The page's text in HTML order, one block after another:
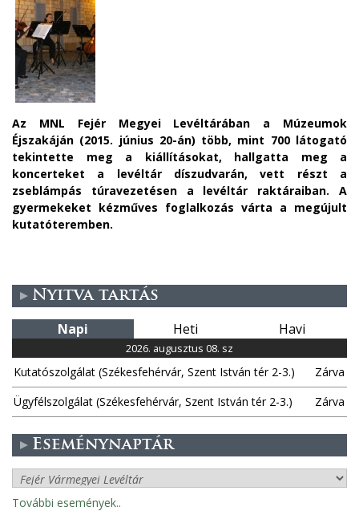
Az MNL Fejér Megyei Levéltárában a Múzeumok
Éjszakáján (2015. június 20-án) több, mint 700 látogató
tekintette meg a kiállításokat, hallgatta meg a
koncerteket a levéltár díszudvarán, vett részt a
zseblámpás túravezetésen a levéltár raktáraiban. A
gyermekeket kézműves foglalkozás várta a megújult
kutatóteremben.
Nyitva tartás
Napi Heti Havi
2026. augusztus 08. sz
Kutatószolgálat (Székesfehérvár, Szent István tér 2-3.)
Zárva
Ügyfélszolgálat (Székesfehérvár, Szent István tér 2-3.)
Zárva
Eseménynaptár
További események..